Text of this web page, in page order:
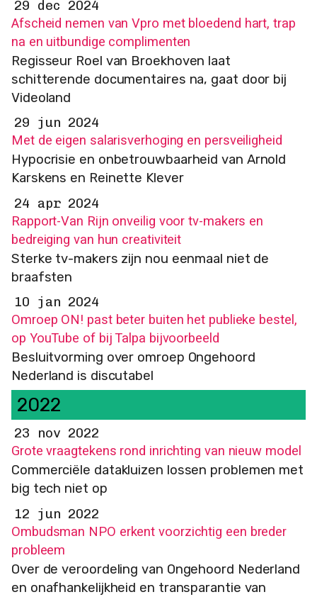
29 dec 2024
Afscheid nemen van Vpro met bloedend hart, trap
na en uitbundige complimenten
Regisseur Roel van Broekhoven laat
schitterende documentaires na, gaat door bij
Videoland
29 jun 2024
Met de eigen salarisverhoging en persveiligheid
Hypocrisie en onbetrouwbaarheid van Arnold
Karskens en Reinette Klever
24 apr 2024
Rapport-Van Rijn onveilig voor tv-makers en
bedreiging van hun creativiteit
Sterke tv-makers zijn nou eenmaal niet de
braafsten
10 jan 2024
Omroep ON! past beter buiten het publieke bestel,
op YouTube of bij Talpa bijvoorbeeld
Besluitvorming over omroep Ongehoord
Nederland is discutabel
2022
23 nov 2022
Grote vraagtekens rond inrichting van nieuw model
Commerciële datakluizen lossen problemen met
big tech niet op
12 jun 2022
Ombudsman NPO erkent voorzichtig een breder
probleem
Over de veroordeling van Ongehoord Nederland
en onafhankelijkheid en transparantie van